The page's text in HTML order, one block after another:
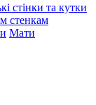
стінки та кутки
стенкам
Мати